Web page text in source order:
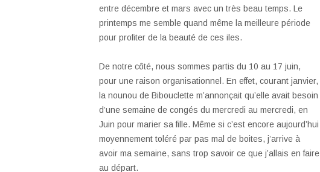
entre décembre et mars avec un très beau temps. Le
printemps me semble quand même la meilleure période
pour profiter de la beauté de ces iles.
De notre côté, nous sommes partis du 10 au 17 juin,
pour une raison organisationnel. En effet, courant janvier,
la nounou de Bibouclette m’annonçait qu’elle avait besoin
d’une semaine de congés du mercredi au mercredi, en
Juin pour marier sa fille. Même si c’est encore aujourd’hui
moyennement toléré par pas mal de boites, j’arrive à
avoir ma semaine, sans trop savoir ce que j’allais en faire
au départ.